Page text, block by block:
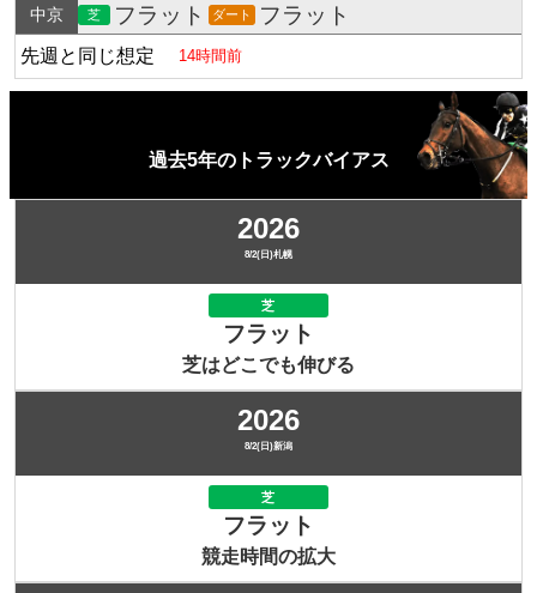
中京 芝 フラット ダート フラット
先週と同じ想定 14時間前
過去5年のトラックバイアス
2026
8/2(日)札幌
芝
フラット
芝はどこでも伸びる
2026
8/2(日)新潟
芝
フラット
競走時間の拡大